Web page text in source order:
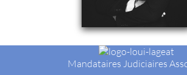
Mandataires Judiciaires